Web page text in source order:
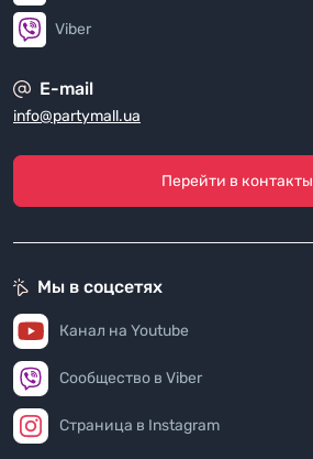
Viber
E-mail
info@partymall.ua
Перейти в контакты
Мы в соцсетях
Канал на Youtube
Сообщество в Viber
Страница в Instagram